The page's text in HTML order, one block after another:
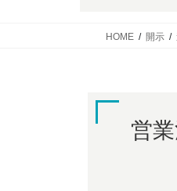
HOME 開示
営